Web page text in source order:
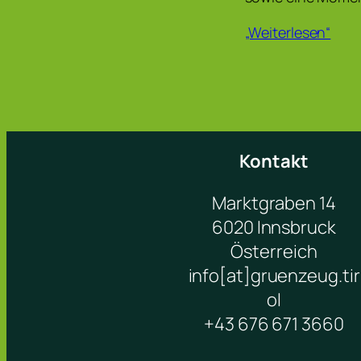
„Weiterlesen“
Kontakt
Marktgraben 14
6020 Innsbruck
Österreich
info[at]gruenzeug.tir
ol
+43 676 671 3660